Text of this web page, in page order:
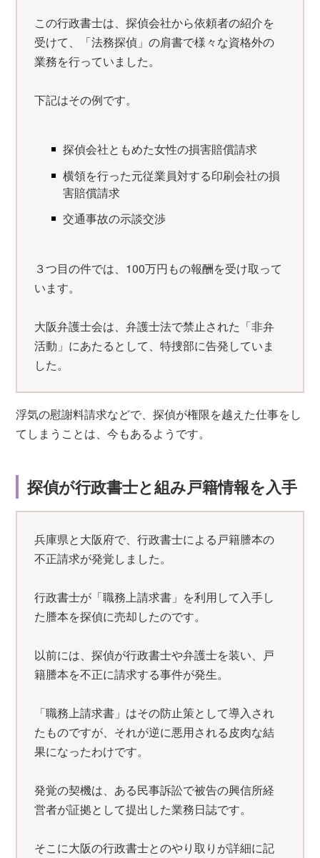
この行政書士は、探偵会社から依頼者の紹介を
受けて、「法務探偵」の肩書で様々な資格外の
業務を行っていました。
下記はその例です。
探偵会社ともめた女性の損害賠償請求
横領を行った元従業員対する印刷会社の損
害賠償請求
交通事故の示談交渉
３つ目の件では、100万円もの報酬を受け取って
います。
大阪弁護士会は、弁護士法で禁止された「非弁
活動」にあたるとして、特捜部に告発していま
した。
浮気の慰謝料請求などで、探偵が権限を越えた仕事をし
てしまうことは、今もあるようです。
探偵が行政書士と組み戸籍情報を入手
兵庫県と大阪府で、行政書士による戸籍謄本の
不正請求が発覚しました。
行政書士が「職務上請求書」を利用して入手し
た謄本を探偵に売却したのです。
以前には、探偵が行政書士や弁護士を装い、戸
籍謄本を不正に請求する事件が発生。
「職務上請求書」はその防止策として導入され
たものですが、それが逆に悪用される皮肉な結
果になったわけです。
発覚の契機は、ある民事訴訟で被告の興信所経
営者が証拠として提出した業務日誌です。
そこに大阪の行政書士とのやり取りが詳細に記